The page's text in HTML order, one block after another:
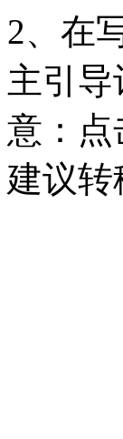
2、在
主引
意：点
建议转